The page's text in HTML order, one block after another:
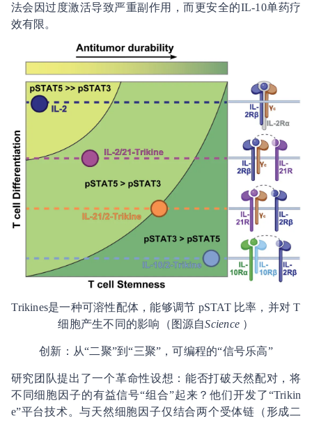
法会因过度激活导致严重副作用，而更安全的IL-10单药疗
效有限。
Trikines是一种可溶性配体，能够调节 pSTAT 比率，并对 T
细胞产生不同的影响（图源自Science ）
创新：从“二聚”到“三聚”，可编程的“信号乐高”
研究团队提出了一个革命性设想：能否打破天然配对，将
不同细胞因子的有益信号“组合”起来？他们开发了“Trikin
e”平台技术。与天然细胞因子仅结合两个受体链（形成二